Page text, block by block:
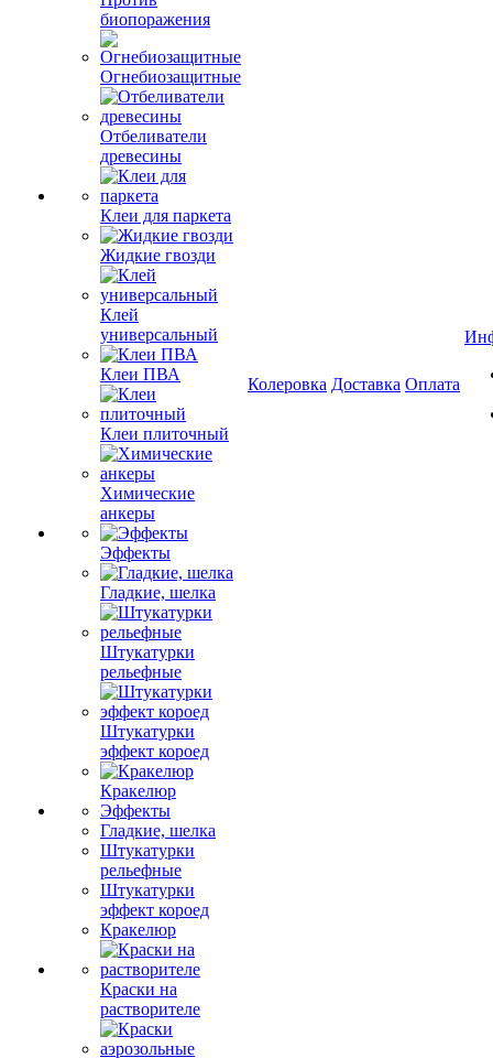
биопоражения
Огнебиозащитные
Отбеливатели
древесины
Клеи для паркета
Жидкие гвозди
Клей
универсальный
Клеи ПВА
Клеи плиточный
Химические
анкеры
Эффекты
Гладкие, шелка
Штукатурки
рельефные
Штукатурки
эффект короед
Кракелюр
Эффекты
Гладкие, шелка
Штукатурки
рельефные
Штукатурки
эффект короед
Кракелюр
Краски на
растворителе
Колеровка Доставка Оплата